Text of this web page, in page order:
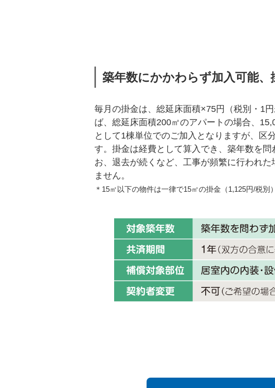
築年数にかかわらず加入可能、
毎月の掛金は、総延床面積×75円（税別・1円
ば、総延床面積200㎡のアパートの場合、
として1棟単位でのご加入となりますが、区
す。掛金は経費として算入でき、築年数を
お、退去が続くなど、工事が頻繁に行われ
ません。
＊15㎡以下の物件は一律で15㎡の掛金（1,125円/税別